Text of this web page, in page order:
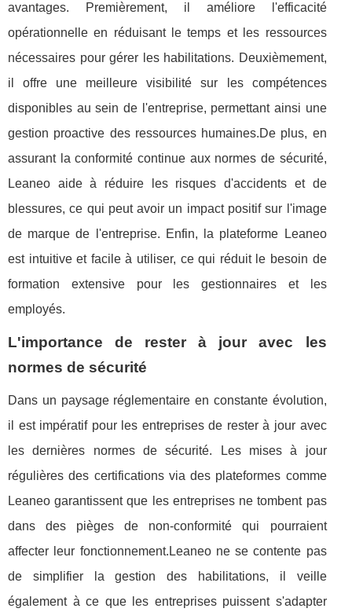
avantages. Premièrement, il améliore l'efficacité
opérationnelle en réduisant le temps et les ressources
nécessaires pour gérer les habilitations. Deuxièmement,
il offre une meilleure visibilité sur les compétences
disponibles au sein de l'entreprise, permettant ainsi une
gestion proactive des ressources humaines.De plus, en
assurant la conformité continue aux normes de sécurité,
Leaneo aide à réduire les risques d'accidents et de
blessures, ce qui peut avoir un impact positif sur l'image
de marque de l'entreprise. Enfin, la plateforme Leaneo
est intuitive et facile à utiliser, ce qui réduit le besoin de
formation extensive pour les gestionnaires et les
employés.
L'importance de rester à jour avec les
normes de sécurité
Dans un paysage réglementaire en constante évolution,
il est impératif pour les entreprises de rester à jour avec
les dernières normes de sécurité. Les mises à jour
régulières des certifications via des plateformes comme
Leaneo garantissent que les entreprises ne tombent pas
dans des pièges de non-conformité qui pourraient
affecter leur fonctionnement.Leaneo ne se contente pas
de simplifier la gestion des habilitations, il veille
également à ce que les entreprises puissent s'adapter